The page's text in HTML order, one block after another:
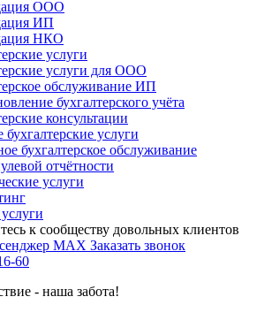
ООО
ИП
НКО
услуги
услуги для ООО
обслуживание ИП
бухгалтерского учёта
консультации
бухгалтерские услуги
бухгалтерское обслуживание
отчётности
услуги
к сообществу довольных клиентов
MAX Заказать звонок
60
- наша забота!